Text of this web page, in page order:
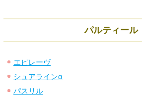
パルティール
エピレーヴ
シュアラインα
パスリル